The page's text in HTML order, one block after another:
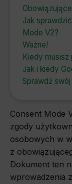
Jak
Mode V2?
Ważne!
Kiedy musisz
Jak i kiedy
Sprawdź
Consent Mode
zgody
osobowych w
z
Dokument ten
wprowadzenia